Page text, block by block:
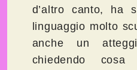
d’altro canto, ha
linguaggio molto
anche un
chiedendo